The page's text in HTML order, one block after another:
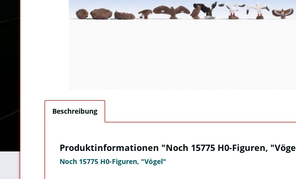
Beschreibung
Produktinformationen "Noch 15775 H0-Figuren,
Noch 15775 H0-Figuren, "Vögel"